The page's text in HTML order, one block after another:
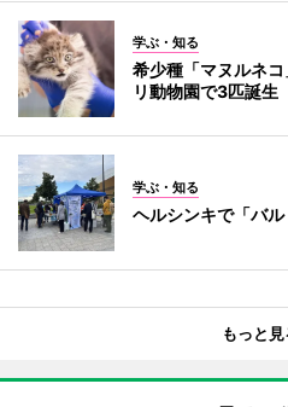
学ぶ・知る
希少種「マヌルネ
リ動物園で3匹誕生
学ぶ・知る
ヘルシンキで「バ
もっと見